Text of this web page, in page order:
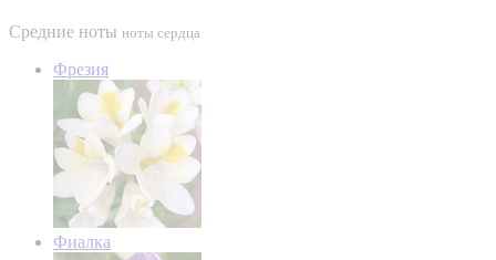
Средние ноты ноты сердца
Фрезия
Фиалка